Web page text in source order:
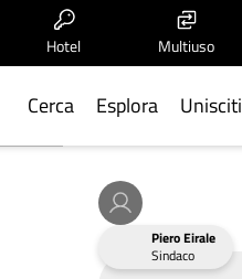
Hotel Multiuso
Cerca Esplora Unisciti
Piero Eirale
Sindaco